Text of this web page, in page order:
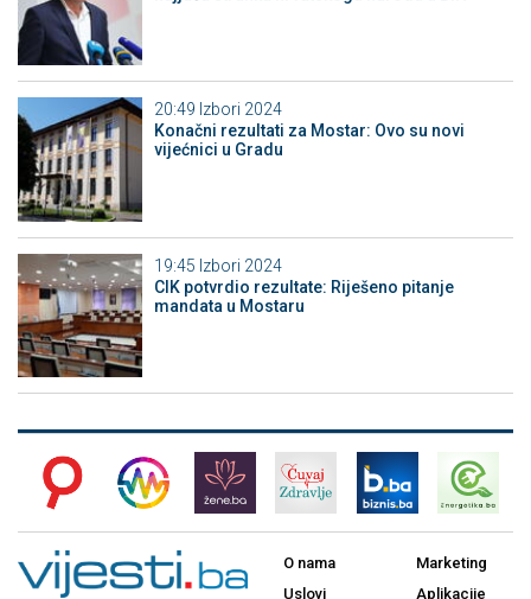
20:49 Izbori 2024
Konačni rezultati za Mostar: Ovo su novi
vijećnici u Gradu
19:45 Izbori 2024
CIK potvrdio rezultate: Riješeno pitanje
mandata u Mostaru
O nama
Uslovi
Marketing
Aplikacije